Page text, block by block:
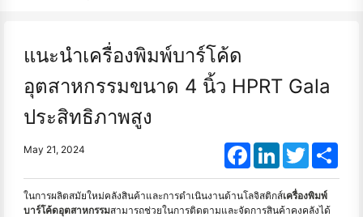
แนะนำเครื่องพิมพ์บาร์โค้ด
อุตสาหกรรมขนาด 4 นิ้ว HPRT Gala
ประสิทธิภาพสูง
May 21, 2024 FacebookLinkedInTwitter
ในการผลิตสมัยใหม่คลังสินค้าและการดำเนินงานด้านโลจิสติกส์เครื่องพิมพ์
บาร์โค้ดอุตสาหกรรมสามารถช่วยในการติดตามและจัดการสินค้าคงคลังได้